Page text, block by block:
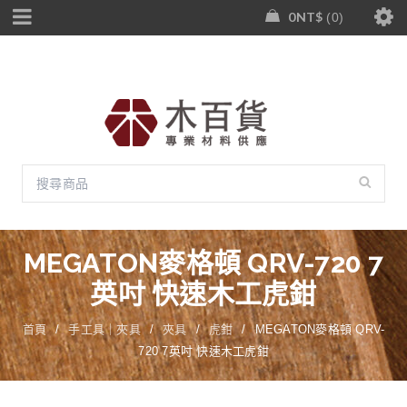
0NT$ 0
MEGATON麥格頓 QRV-720 7
英吋 快速木工虎鉗
首頁 / 手工具｜夾具 / 夾具 / 虎鉗 /
MEGATON麥格頓 QRV-
720 7英吋 快速木工虎鉗